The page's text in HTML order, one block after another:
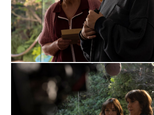
NADA QUE VER, ARCHIVO